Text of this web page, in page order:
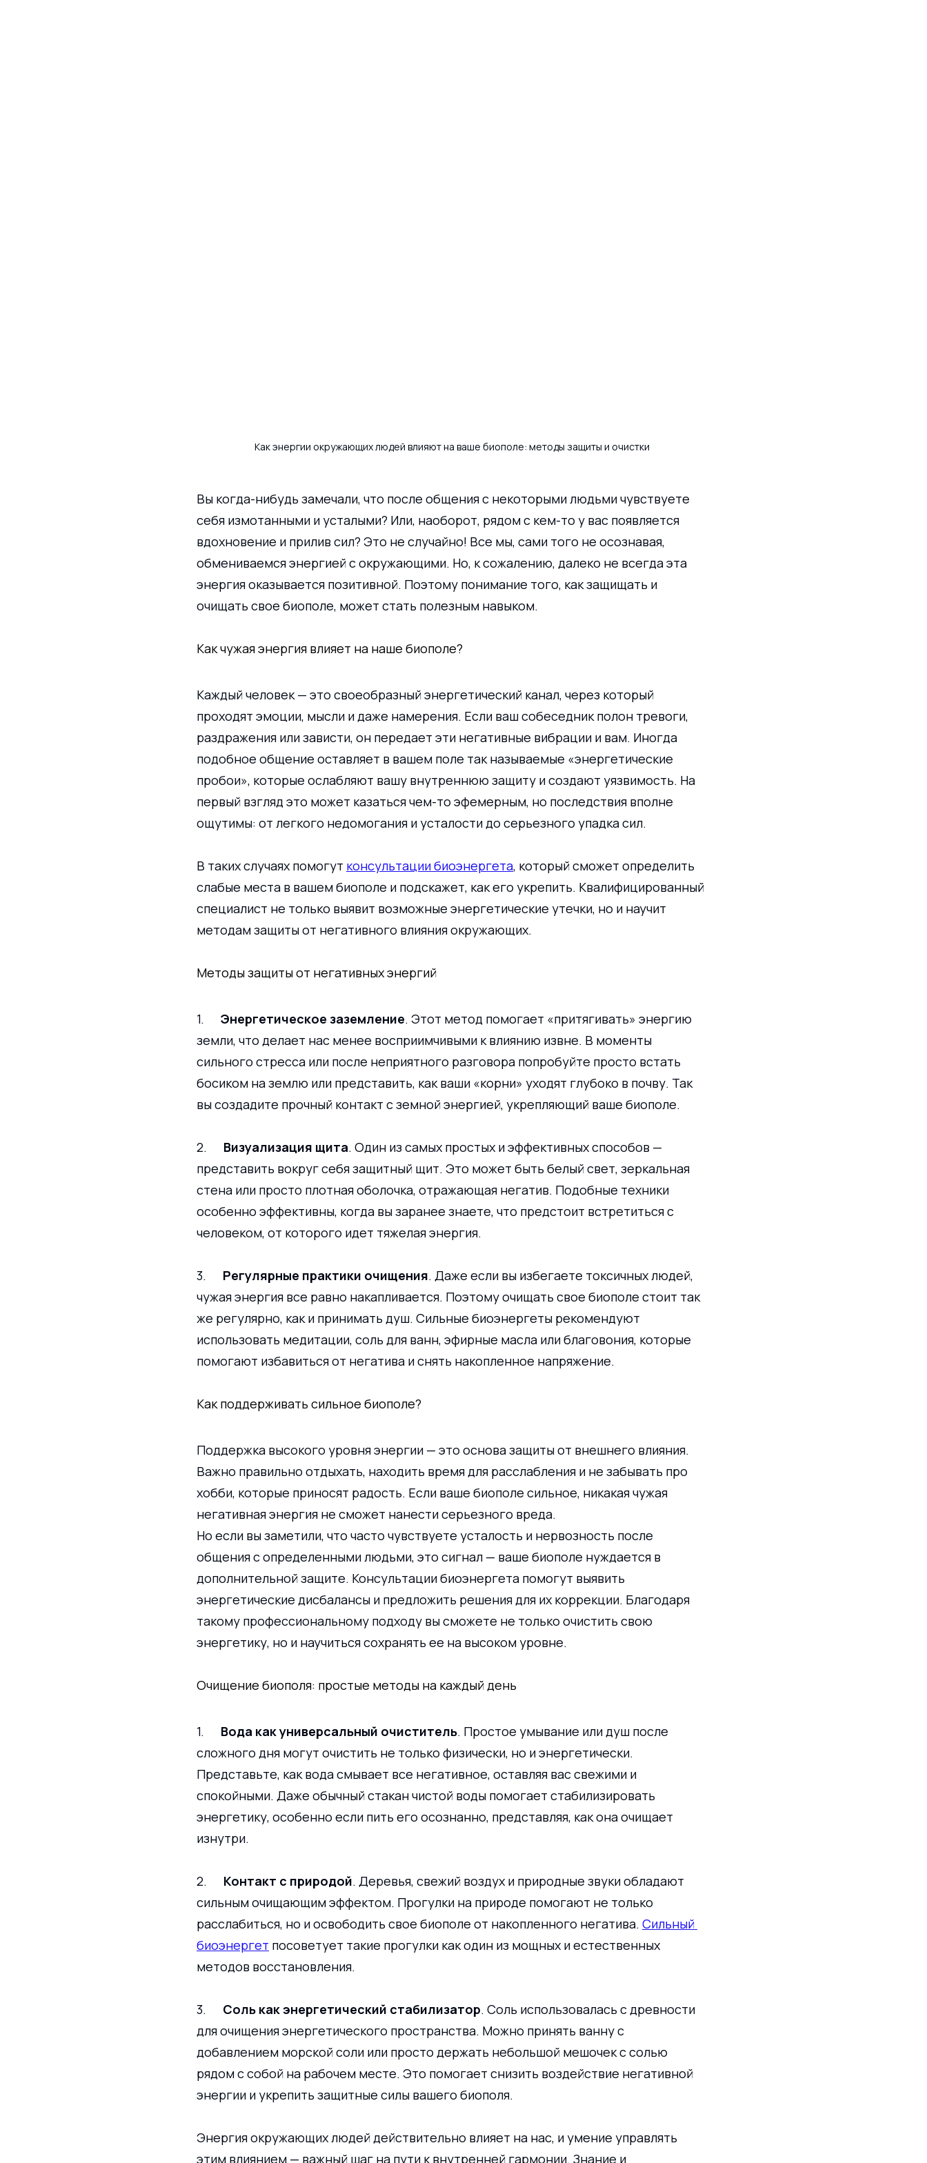
Как энергии окружающих людей влияют на ваше биополе: методы защиты и очистки
Вы когда-нибудь замечали, что после общения с некоторыми людьми чувствуете
себя измотанными и усталыми? Или, наоборот, рядом с кем-то у вас появляется
вдохновение и прилив сил? Это не случайно! Все мы, сами того не осознавая,
обмениваемся энергией с окружающими. Но, к сожалению, далеко не всегда эта
энергия оказывается позитивной. Поэтому понимание того, как защищать и
очищать свое биополе, может стать полезным навыком.
Как чужая энергия влияет на наше биополе?
Каждый человек — это своеобразный энергетический канал, через который
проходят эмоции, мысли и даже намерения. Если ваш собеседник полон тревоги,
раздражения или зависти, он передает эти негативные вибрации и вам. Иногда
подобное общение оставляет в вашем поле так называемые «энергетические
пробои», которые ослабляют вашу внутреннюю защиту и создают уязвимость. На
первый взгляд это может казаться чем-то эфемерным, но последствия вполне
ощутимы: от легкого недомогания и усталости до серьезного упадка сил.
В таких случаях помогут консультации биоэнергета, который сможет определить
слабые места в вашем биополе и подскажет, как его укрепить. Квалифицированный
специалист не только выявит возможные энергетические утечки, но и научит
методам защиты от негативного влияния окружающих.
Методы защиты от негативных энергий
1. Энергетическое заземление. Этот метод помогает «притягивать» энергию
земли, что делает нас менее восприимчивыми к влиянию извне. В моменты
сильного стресса или после неприятного разговора попробуйте просто встать
босиком на землю или представить, как ваши «корни» уходят глубоко в почву. Так
вы создадите прочный контакт с земной энергией, укрепляющий ваше биополе.
2. Визуализация щита. Один из самых простых и эффективных способов —
представить вокруг себя защитный щит. Это может быть белый свет, зеркальная
стена или просто плотная оболочка, отражающая негатив. Подобные техники
особенно эффективны, когда вы заранее знаете, что предстоит встретиться с
человеком, от которого идет тяжелая энергия.
3. Регулярные практики очищения. Даже если вы избегаете токсичных людей,
чужая энергия все равно накапливается. Поэтому очищать свое биополе стоит так
же регулярно, как и принимать душ. Сильные биоэнергеты рекомендуют
использовать медитации, соль для ванн, эфирные масла или благовония, которые
помогают избавиться от негатива и снять накопленное напряжение.
Как поддерживать сильное биополе?
Поддержка высокого уровня энергии — это основа защиты от внешнего влияния.
Важно правильно отдыхать, находить время для расслабления и не забывать про
хобби, которые приносят радость. Если ваше биополе сильное, никакая чужая
негативная энергия не сможет нанести серьезного вреда.
Но если вы заметили, что часто чувствуете усталость и нервозность после
общения с определенными людьми, это сигнал — ваше биополе нуждается в
дополнительной защите. Консультации биоэнергета помогут выявить
энергетические дисбалансы и предложить решения для их коррекции. Благодаря
такому профессиональному подходу вы сможете не только очистить свою
энергетику, но и научиться сохранять ее на высоком уровне.
Очищение биополя: простые методы на каждый день
1. Вода как универсальный очиститель. Простое умывание или душ после
сложного дня могут очистить не только физически, но и энергетически.
Представьте, как вода смывает все негативное, оставляя вас свежими и
спокойными. Даже обычный стакан чистой воды помогает стабилизировать
энергетику, особенно если пить его осознанно, представляя, как она очищает
изнутри.
2. Контакт с природой. Деревья, свежий воздух и природные звуки обладают
сильным очищающим эффектом. Прогулки на природе помогают не только
расслабиться, но и освободить свое биополе от накопленного негатива. Сильный
биоэнергет посоветует такие прогулки как один из мощных и естественных
методов восстановления.
3. Соль как энергетический стабилизатор. Соль использовалась с древности
для очищения энергетического пространства. Можно принять ванну с
добавлением морской соли или просто держать небольшой мешочек с солью
рядом с собой на рабочем месте. Это помогает снизить воздействие негативной
энергии и укрепить защитные силы вашего биополя.
Энергия окружающих людей действительно влияет на нас, и умение управлять
этим влиянием — важный шаг на пути к внутренней гармонии. Знание и